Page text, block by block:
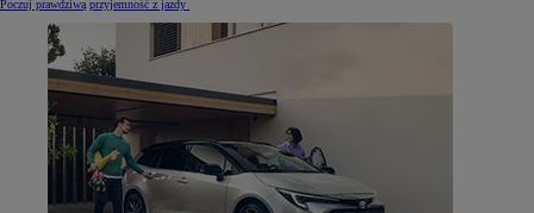
Poczuj prawdziwą przyjemność z jazdy